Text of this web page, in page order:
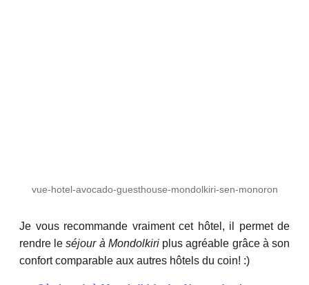
vue-hotel-avocado-guesthouse-mondolkiri-sen-monoron
Je vous recommande vraiment cet hôtel, il permet de
rendre leséjour à Mondolkiriplus agréable grâce à son
confort comparable aux autres hôtels du coin! :)